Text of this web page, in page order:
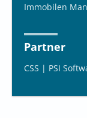
Immobilen
Partner
CSS | PSI